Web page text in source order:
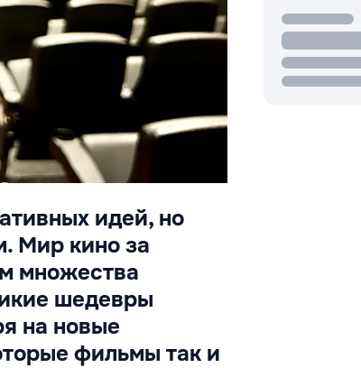
идей, но
Мир кино за
множества
шедевры
на новые
фильмы так и